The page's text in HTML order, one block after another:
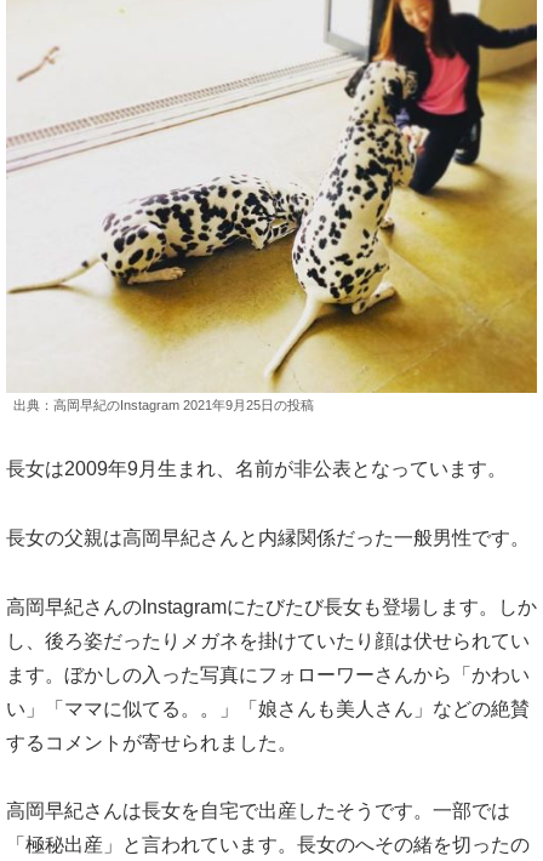
出典：高岡早紀のInstagram 2021年9月25日の投稿
長女は2009年9月生まれ、名前が非公表となっています。
長女の父親は高岡早紀さんと内縁関係だった一般男性です。
高岡早紀さんのInstagramにたびたび長女も登場します。しか
し、後ろ姿だったりメガネを掛けていたり顔は伏せられてい
ます。ぼかしの入った写真にフォローワーさんから「かわい
い」「ママに似てる。。」「娘さんも美人さん」などの絶賛
するコメントが寄せられました。
高岡早紀さんは長女を自宅で出産したそうです。一部では
「極秘出産」と言われています。長女のへその緒を切ったの